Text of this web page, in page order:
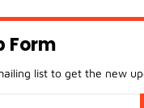
Form
list to get the new